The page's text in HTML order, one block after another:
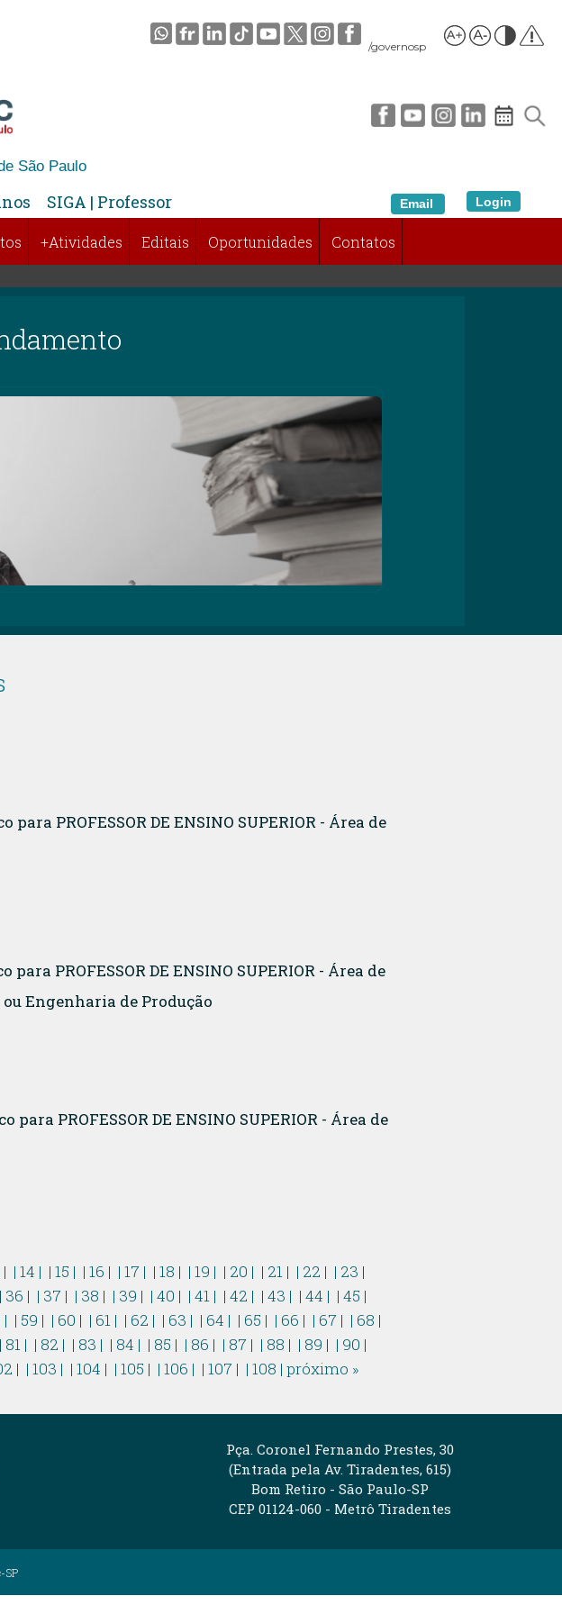
/governosp
Email
São Paulo
SIGA | Professor
+Atividades Editais Oportunidades Contatos
Login
PROFESSOR DE ENSINO SUPERIOR - Área de
PROFESSOR DE ENSINO SUPERIOR - Área de
Engenharia de Produção
PROFESSOR DE ENSINO SUPERIOR - Área de
| | 14 | | 15 | | 16 | | 17 | | 18 | | 19 | | 20 | | 21 | | 22 | | 23 |
| 36 | | 37 | | 38 | | 39 | | 40 | | 41 | | 42 | | 43 | | 44 | | 45 |
| | 59 | | 60 | | 61 | | 62 | | 63 | | 64 | | 65 | | 66 | | 67 | | 68 |
| 81 | | 82 | | 83 | | 84 | | 85 | | 86 | | 87 | | 88 | | 89 | | 90 |
| | 103 | | 104 | | 105 | | 106 | | 107 | | 108 |próximo »
Pça. Coronel Fernando Prestes, 30
(Entrada pela Av. Tiradentes, 615)
Bom Retiro - São Paulo-SP
CEP 01124-060 - Metrô Tiradentes
SP